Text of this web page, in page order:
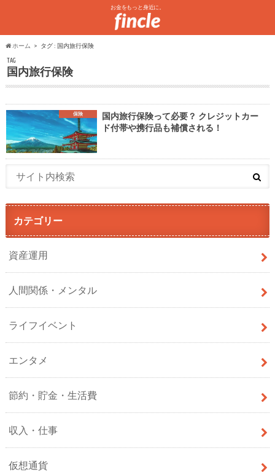
お金をもっと身近に。
ホーム タグ : 国内旅行保険
TAG
国内旅行保険
保険
国内旅行保険って必要？ クレジットカー
ド付帯や携行品も補償される！
カテゴリー
資産運用
人間関係・メンタル
ライフイベント
エンタメ
節約・貯金・生活費
収入・仕事
仮想通貨